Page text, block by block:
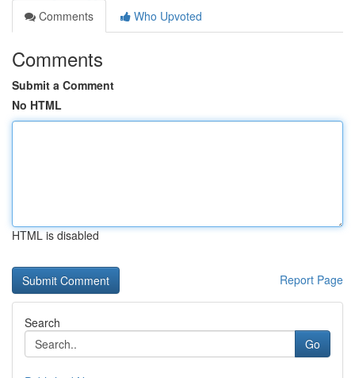
Comments
Who Upvoted
Comments
Submit a Comment
No HTML
HTML is disabled
Report Page
Search
Go